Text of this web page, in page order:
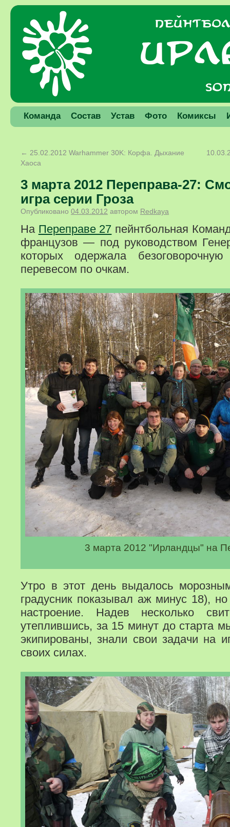
Команда Состав Устав Фото Комиксы
← 25.02.2012 Warhammer 30K: Корфа. Дыхание
Хаоса
3 марта 2012 Переправа-27:
игра серии Гроза
Опубликовано 04.03.2012 автором Redkaya
На Переправе 27 пейнтбольная
французов — под руководством
которых одержала
перевесом по очкам.
3 марта 2012 "Ирландцы" на
Утро в этот день выдалось
градусник показывал аж минус 18),
настроение. Надев несколько
утеплившись, за 15 минут до старта
экипированы, знали свои задачи на
своих силах.